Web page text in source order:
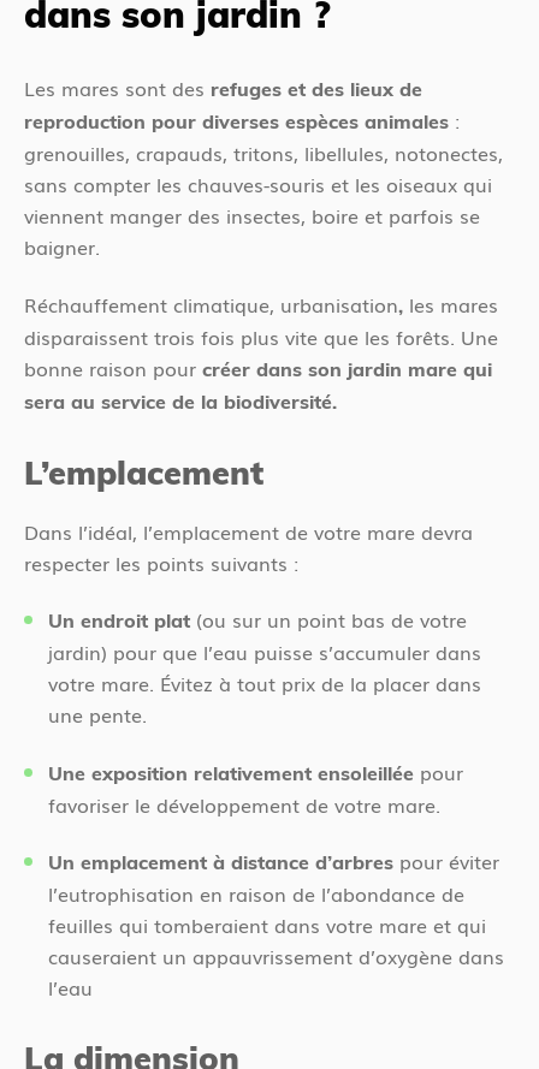
dans son jardin ?
Les mares sont des refuges et des lieux de
reproduction pour diverses espèces animales :
grenouilles, crapauds, tritons, libellules, notonectes,
sans compter les chauves-souris et les oiseaux qui
viennent manger des insectes, boire et parfois se
baigner.
Réchauffement climatique, urbanisation, les mares
disparaissent trois fois plus vite que les forêts. Une
bonne raison pour créer dans son jardin mare qui
sera au service de la biodiversité.
L’emplacement
Dans l’idéal, l’emplacement de votre mare devra
respecter les points suivants :
Un endroit plat (ou sur un point bas de votre
jardin) pour que l’eau puisse s’accumuler dans
votre mare. Évitez à tout prix de la placer dans
une pente.
Une exposition relativement ensoleillée pour
favoriser le développement de votre mare.
Un emplacement à distance d’arbres pour éviter
l’eutrophisation en raison de l’abondance de
feuilles qui tomberaient dans votre mare et qui
causeraient un appauvrissement d’oxygène dans
l’eau
La dimension